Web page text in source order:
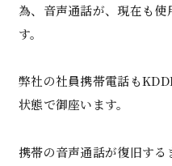
為、音声通話が、現在も使
す。
弊社の社員携帯電話も
状態で御座います。
携帯の音声通話が復旧す